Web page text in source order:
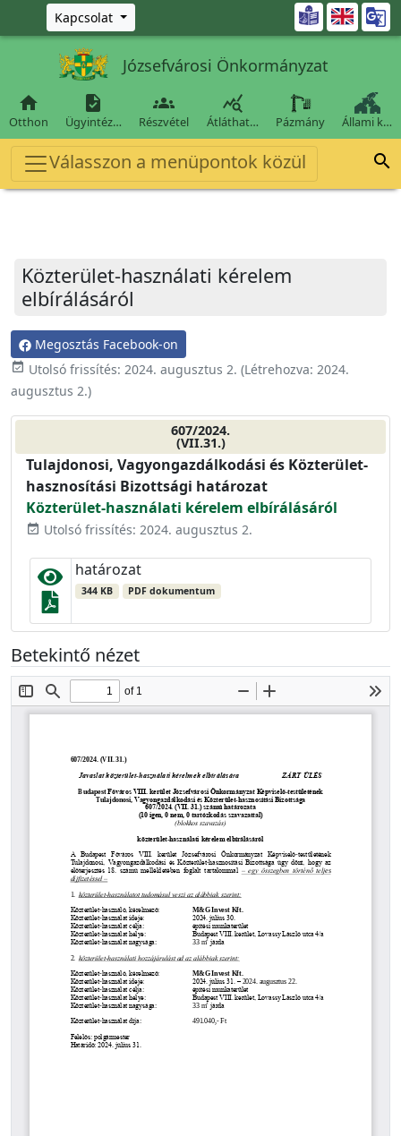
Ugrás a fő tartalomra
Kapcsolat 
Józsefvárosi Önkormányzat

Otthon

Ügyintéz…

Részvétel

Átláthat… Pázmány Állami k…
Válasszon a menüpontok közül 
Közterület-használati kérelem
elbírálásáról
Megosztás Facebook-on
event_available Utolsó frissítés: 2024. augusztus 2. (Létrehozva: 2024.
augusztus 2.)
607/2024.
(VII.31.)
Tulajdonosi, Vagyongazdálkodási és Közterület-
hasznosítási Bizottsági határozat
Közterület-használati kérelem elbírálásáról
event_available Utolsó frissítés: 2024. augusztus 2.
határozat
344 KB PDF dokumentum
Betekintő nézet